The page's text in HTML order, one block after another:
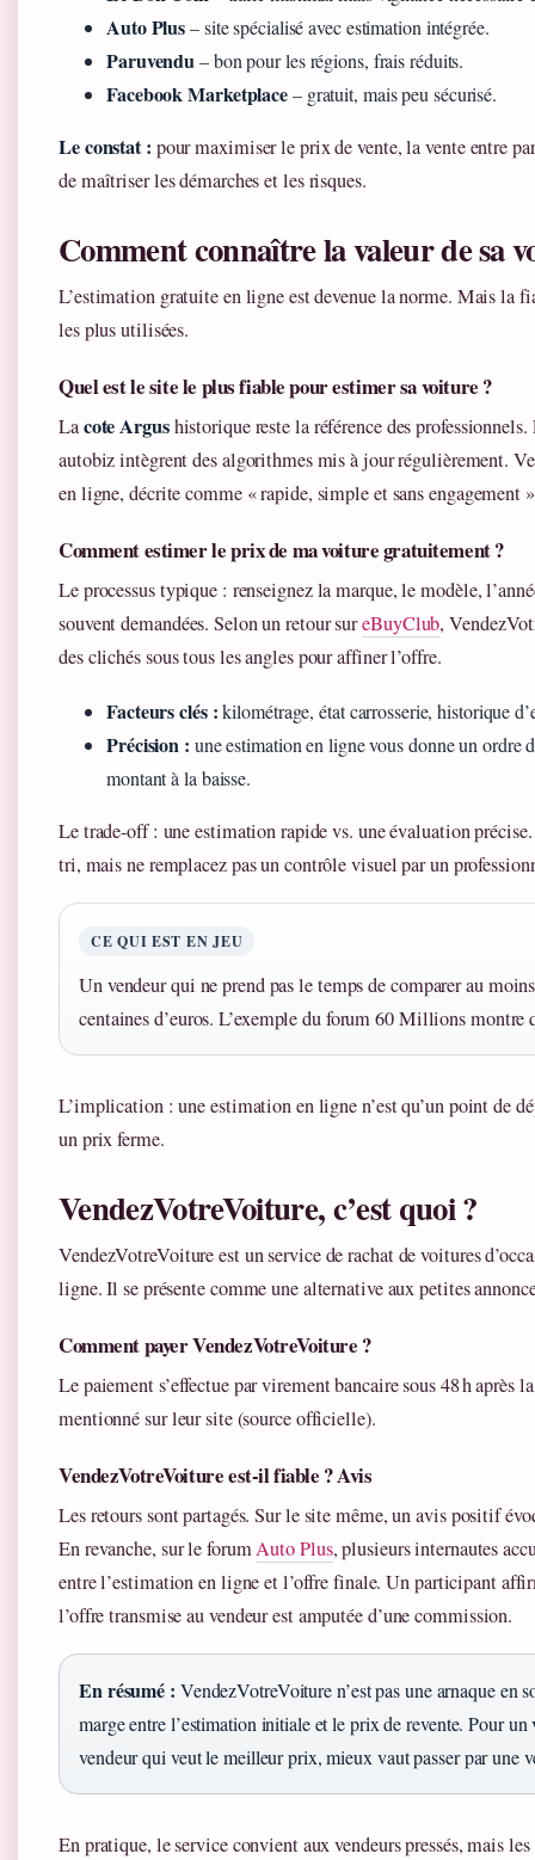
Auto Plus– site spécialisé avec estimation intégrée.
Paruvendu– bon pour les régions, frais réduits.
Facebook Marketplace– gratuit, mais peu sécurisé.
Le constat : pour maximiser le prix de vente, la vente entre
de maîtriser les démarches et les risques.
Comment connaître la valeur de sa
L’estimation gratuite en ligne est devenue la norme. Mais la
les plus utilisées.
Quel est le site le plus fiable pour estimer sa voiture ?
Lacote Argushistorique reste la référence des
autobiz intègrent des algorithmes mis à jour régulièrement.
en ligne, décrite comme « rapide, simple et sans engagement
Comment estimer le prix de ma voiture gratuitement ?
Le processus typique : renseignez la marque, le modèle,
souvent demandées. Selon un retour sureBuyClub,
des clichés sous tous les angles pour affiner l’offre.
Facteurs clés :kilométrage, état carrosserie, historique
Précision : une estimation en ligne vous donne un ordre
montant à la baisse.
Le trade-off : une estimation rapide vs. une évaluation
tri, mais ne remplacez pas un contrôle visuel par un
CE QUI EST EN JEU
Un vendeur qui ne prend pas le temps de comparer au
centaines d’euros. L’exemple du forum 60 Millions montre
L’implication : une estimation en ligne n’est qu’un point de
un prix ferme.
VendezVotreVoiture, c’est quoi ?
VendezVotreVoiture est un service de rachat de voitures
ligne. Il se présente comme une alternative aux petites
Comment payer VendezVotreVoiture ?
Le paiement s’effectue par virement bancaire sous 48 h après
mentionné sur leur site (source officielle).
VendezVotreVoiture est-il fiable ? Avis
Les retours sont partagés. Sur le site même, un avis positif
En revanche, sur le forumAuto Plus, plusieurs internautes
entre l’estimation en ligne et l’offre finale. Un participant
l’offre transmise au vendeur est amputée d’une commission.
En résumé : VendezVotreVoiture n’est pas une arnaque en
marge entre l’estimation initiale et le prix de revente. Pour
vendeur qui veut le meilleur prix, mieux vaut passer par une
En pratique, le service convient aux vendeurs pressés, mais